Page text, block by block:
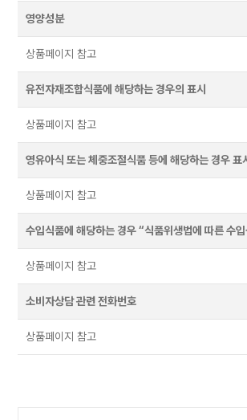
영양성분
상품페이지 참고
유전자재조합식품에 해당하는 경우의 표시
상품페이지 참고
영유아식 또는 체중조절식품 등에 해당하는 경우 표
상품페이지 참고
수입식품에 해당하는 경우 “식품위생법에 따른 수
상품페이지 참고
소비자상담 관련 전화번호
상품페이지 참고